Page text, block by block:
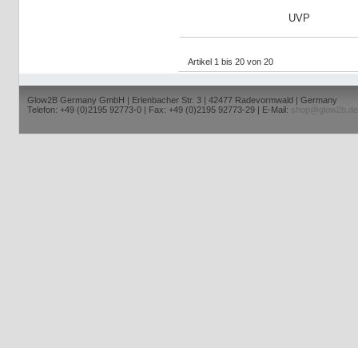
UVP
Artikel 1 bis 20 von 20
Glow2B Germany GmbH | Erlenbacher Str. 3 | 42477 Radevormwald | Germany
Telefon: +49 (0)2195 92773-0 | Fax: +49 (0)2195 92773-29 | E-Mail:
shop@glow2b.de